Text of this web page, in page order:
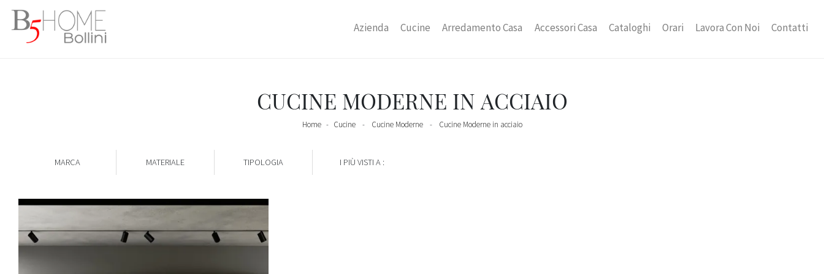
Azienda Cucine Arredamento Casa Accessori Casa Cataloghi Orari Lavora Con Noi Contatti
CUCINE MODERNE IN ACCIAIO
Home - Cucine - Cucine Moderne - Cucine Moderne in acciaio
MARCA MATERIALE TIPOLOGIA I PIÙ VISTI A :